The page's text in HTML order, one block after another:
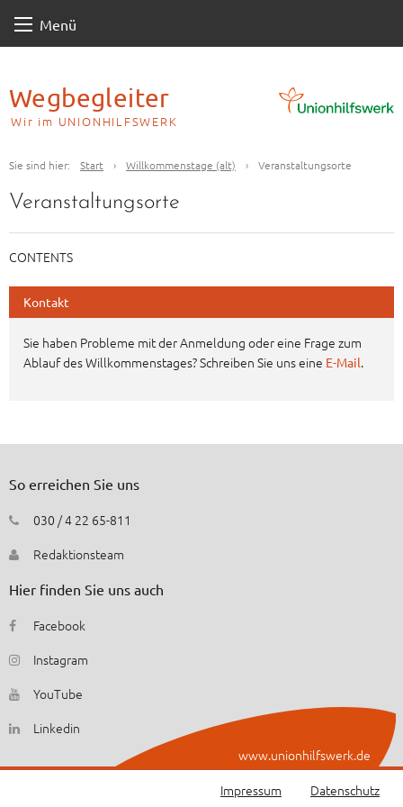
Menü
Wegbegleiter
Wir im UNIONHILFSWERK
Sie sind hier: Start › Willkommenstage (alt) › Veranstaltungsorte
Veranstaltungsorte
CONTENTS
Kontakt
Sie haben Probleme mit der Anmeldung oder eine Frage zum
Ablauf des Willkommenstages? Schreiben Sie uns eine E-Mail.
So erreichen Sie uns
030 / 4 22 65-811
Redaktionsteam
Hier finden Sie uns auch
Facebook
Instagram
YouTube
Linkedin
www.unionhilfswerk.de
Impressum
Datenschutz